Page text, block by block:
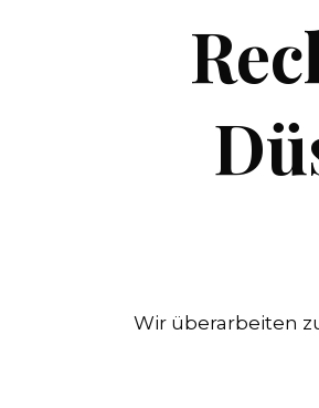
Wir überarbeiten